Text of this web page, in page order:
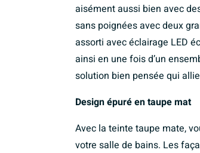
aisément aussi bien avec
sans poignées avec deux
assorti avec éclairage LED
ainsi en une fois d’un
solution bien pensée qui
Design épuré en taupe mat
Avec la teinte taupe mate,
votre salle de bains. Les